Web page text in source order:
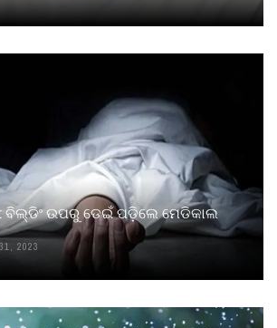
ବିଲ୍ଡିଂ ଉପରୁ ଡେଇଁ ପଡ଼ିଲେ ମେଡିକାଲ
2023